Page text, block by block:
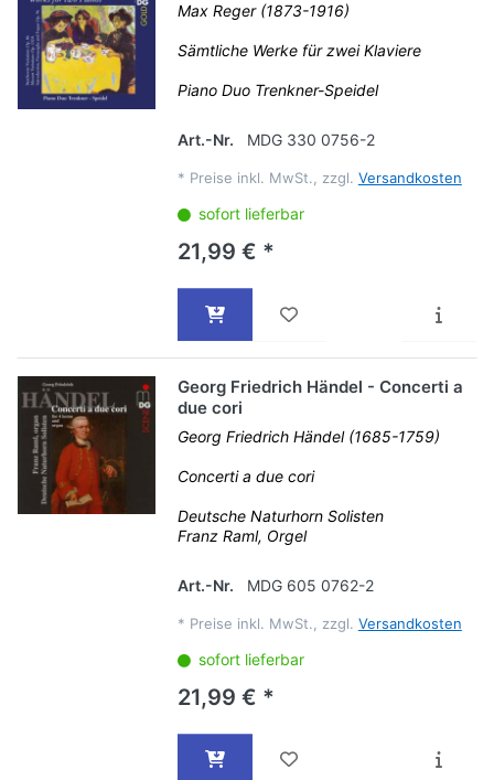
Max Reger (1873-1916)
Sämtliche Werke für zwei Klaviere
Piano Duo Trenkner-Speidel
Art.-Nr. MDG 330 0756-2
* Preise inkl. MwSt., zzgl. Versandkosten
sofort lieferbar
21,99 € *
Georg Friedrich Händel - Concerti a
due cori
Georg Friedrich Händel (1685-1759)
Concerti a due cori
Deutsche Naturhorn Solisten
Franz Raml, Orgel
Art.-Nr. MDG 605 0762-2
* Preise inkl. MwSt., zzgl. Versandkosten
sofort lieferbar
21,99 € *